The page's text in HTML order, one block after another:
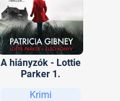
A hiányzók - Lottie
Parker 1.
Krimi